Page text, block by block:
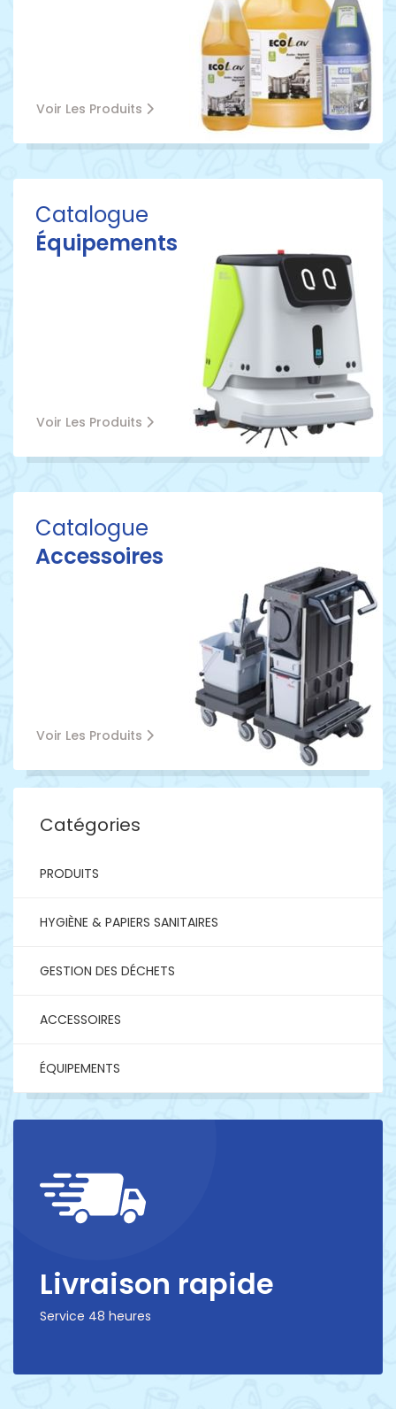
Voir Les Produits
Catalogue
Équipements
Voir Les Produits
Catalogue
Accessoires
Voir Les Produits
Catégories
PRODUITS
HYGIÈNE & PAPIERS SANITAIRES
GESTION DES DÉCHETS
ACCESSOIRES
ÉQUIPEMENTS
Livraison rapide
Service 48 heures